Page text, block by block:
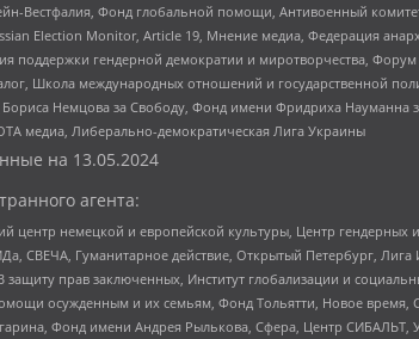
Вестфалия, Фонд глобальной помощи, Антивоенный
Election Monitor, Article 19, Мнение медиа, Федерация
поддержки гендерной демократии и миротворчества,
Школа международных отношений и государственной
Немцова за Свободу, Фонд имени Фридриха Науманна
медиа, Либерально-демократическая Лига Украины
на 13.05.2024
агента:
центр немецкой и европейской культуры, Центр
Гуманитарное действие, Открытый Петербург, Лига
прав заключенных, Институт глобализации и
осужденным и их семьям, Фонд Тольятти, Новое время,
Фонд имени Андрея Рылькова, Сфера, Центр